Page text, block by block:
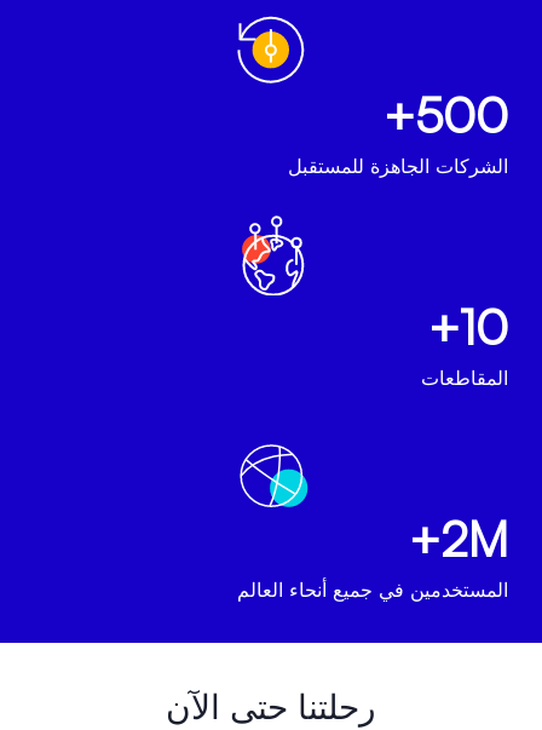
500+
الشركات الجاهزة للمستقبل
10+
المقاطعات
2M+
المستخدمين في جميع أنحاء العالم
رحلتنا حتى الآن